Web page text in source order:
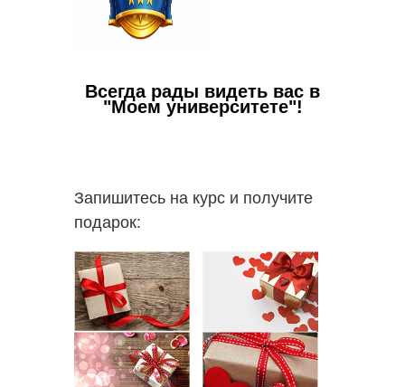
Всегда рады видеть вас в
"Моем университете"!
Запишитесь на курс и получите
подарок: